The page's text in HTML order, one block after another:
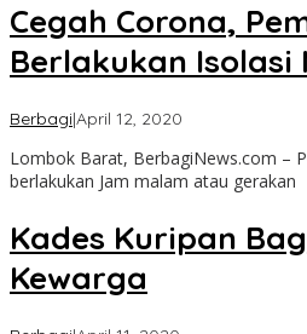
Cegah Corona,
Berlakukan Isolasi
Berbagi|April 12, 2020
Lombok Barat, BerbagiNews.com –
berlakukan Jam malam atau gerakan
Kades Kuripan
Kewarga